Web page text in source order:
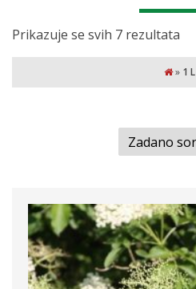
Prikazuje se svih 7 rezultata
» 1 L